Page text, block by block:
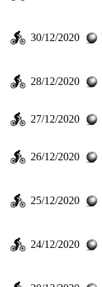
30/12/2020
28/12/2020
27/12/2020
26/12/2020
25/12/2020
24/12/2020